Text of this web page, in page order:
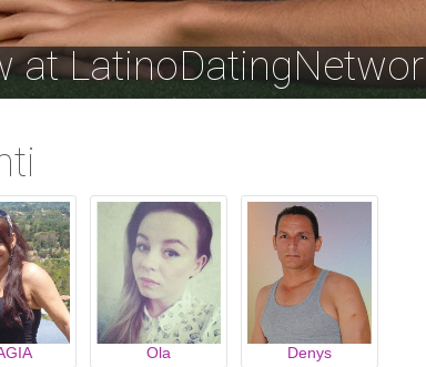
at
Ola Denys